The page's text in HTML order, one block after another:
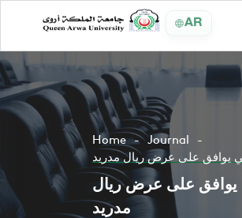
AR
Home
Journal
يوافق على عرض ريال مدريد
على عرض ريال
مدريد